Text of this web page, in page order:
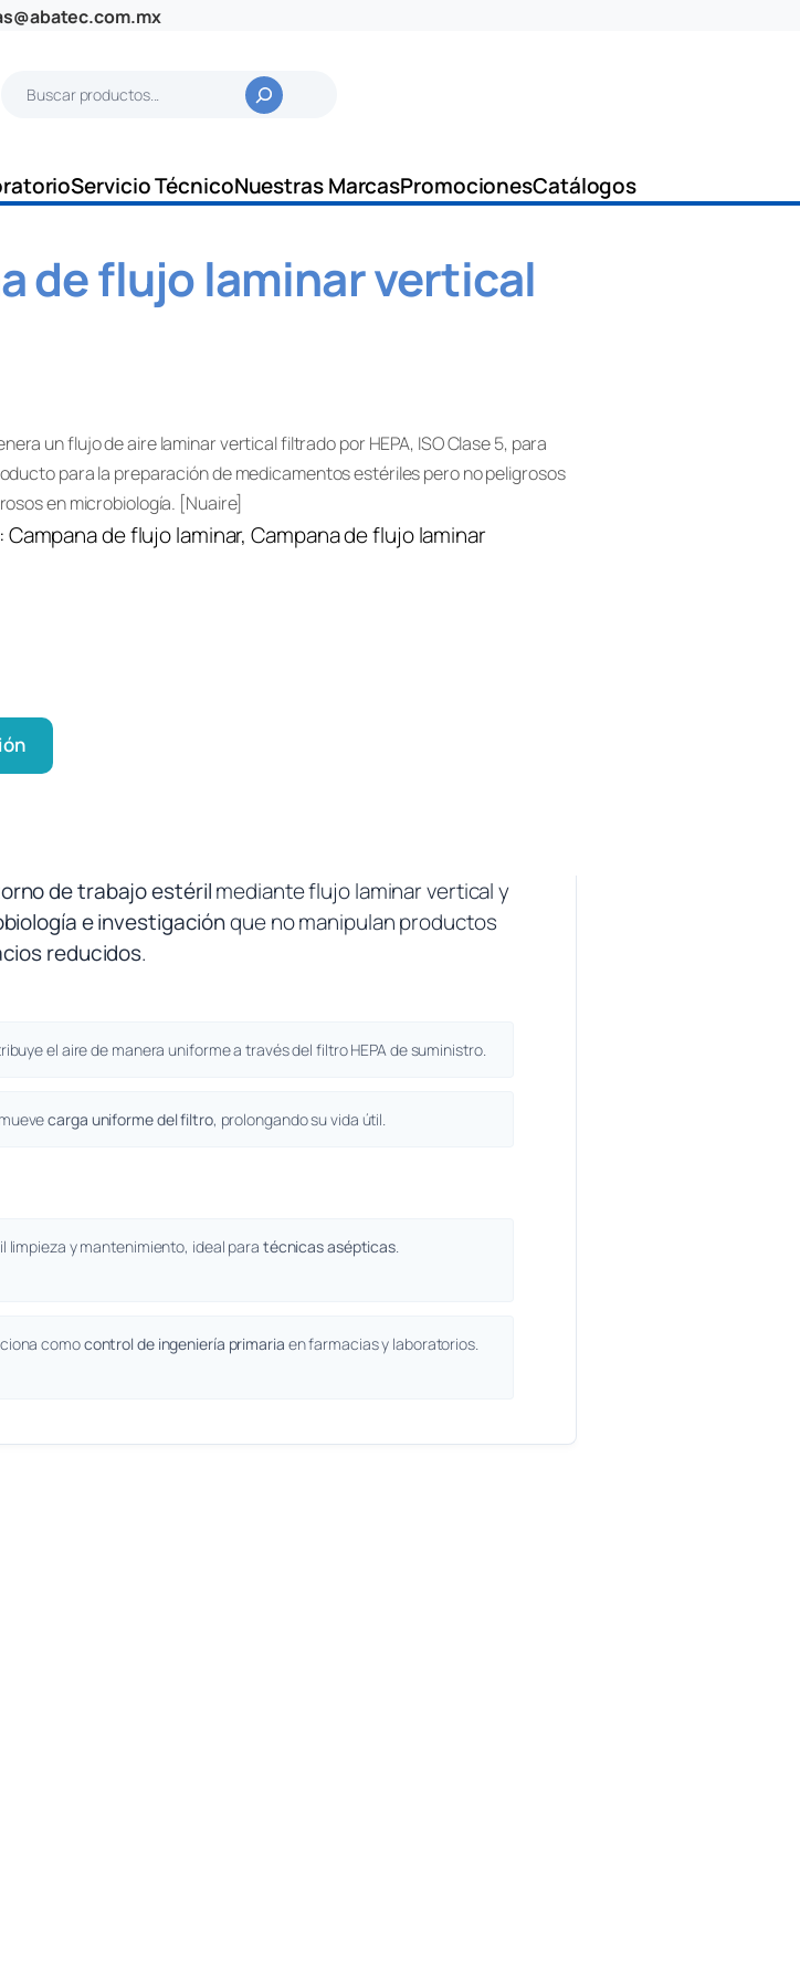
c
a
Servicio TécnicoNuestras MarcasPromocionesCatálogos
de flujo laminar vertical
un flujo de aire laminar vertical filtrado por HEPA, ISO Clase 5, para
para la preparación de medicamentos estériles pero no peligrosos
en microbiología. [Nuaire]
Campana de flujo laminar, Campana de flujo laminar
de trabajo estérilmediante flujo laminar vertical y
e investigaciónque no manipulan productos
reducidos.
el aire de manera uniforme a través del filtro HEPA de suministro.
carga uniforme del filtro, prolongando su vida útil.
limpieza y mantenimiento, ideal para técnicas asépticas
comocontrol de ingeniería primaria en farmacias y laboratorios.